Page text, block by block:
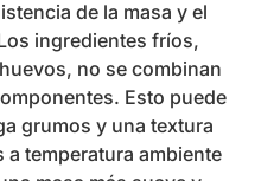
de la masa y el
ingredientes fríos,
no se combinan
Esto puede
grumos y una textura
temperatura ambiente